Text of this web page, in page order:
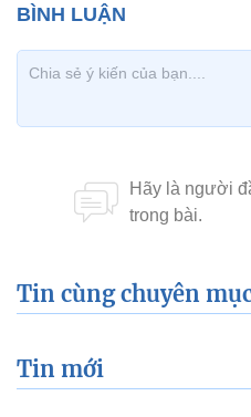
Tin cùng chuyên
Tin mới